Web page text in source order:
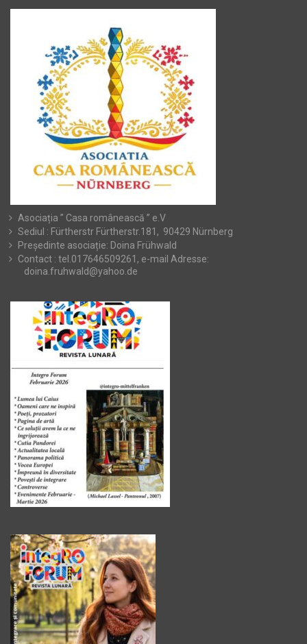
Asociația ” Casa românească ” e.V
Sediul : Fürtherstr Fürtherstr.181, 90429 Nürnberg
Președinte asociație: Doina Frühwald
Contact : tel.017646509261, e-mail Adresse:
doina.fruhwald@yahoo.de